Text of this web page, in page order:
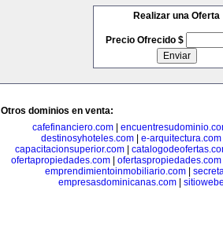
Realizar una Oferta
Precio Ofrecido $
Otros dominios en venta:
cafefinanciero.com
destinosyhoteles.com
e-arquitectura.com
capacitacionsuperior.com
ofertapropiedades.com
ofertaspropiedades.com
emprendimientoinmobiliario.com|
empresasdominicanas.com|